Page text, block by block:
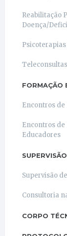
Reabilitação
Doença/
Teleconsultas
FORMAÇÃO
Encontros
Encontros de
Educadores
Supervisão
Consultoria
CORPO